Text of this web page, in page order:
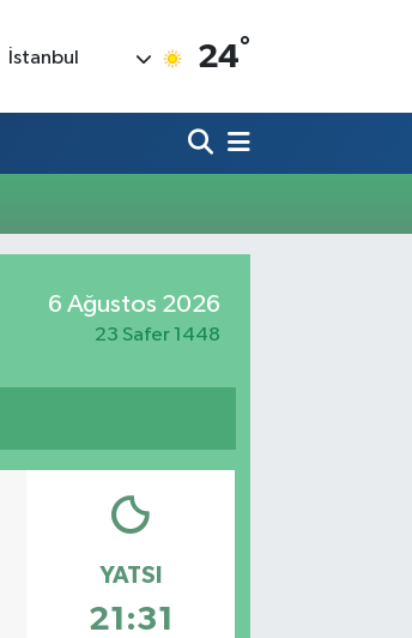
İstanbul 24°
6 Ağustos 2026
23 Safer 1448
YATSI
21:31